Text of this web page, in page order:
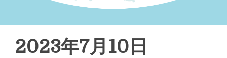
2023年7月10日